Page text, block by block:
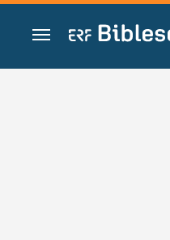
Zum Inhalt springen